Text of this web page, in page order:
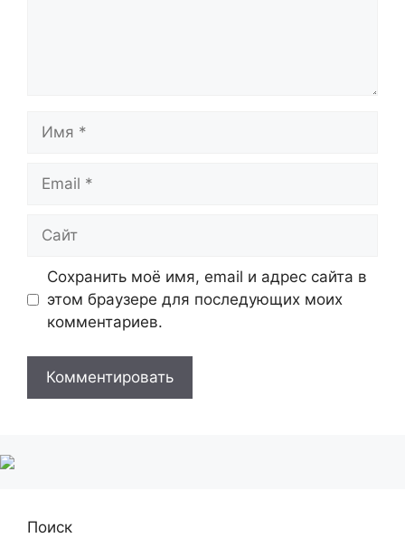
Сохранить моё имя, email и адрес сайта в
этом браузере для последующих моих
комментариев.
Поиск